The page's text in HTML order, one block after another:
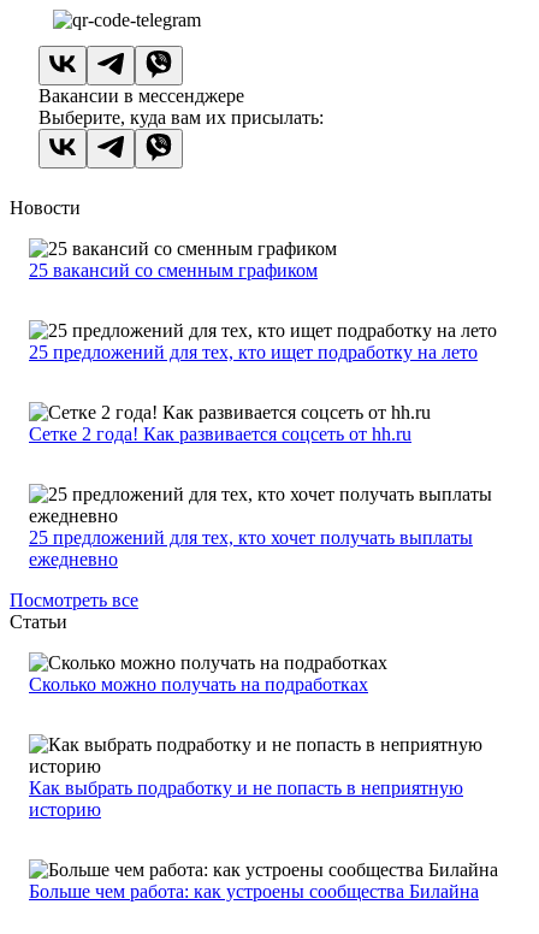
Вакансии в мессенджере
Выберите, куда вам их присылать:
Новости
25 вакансий со сменным графиком
25 предложений для тех, кто ищет подработку на лето
Сетке 2 года! Как развивается соцсеть от hh.ru
25 предложений для тех, кто хочет получать выплаты
ежедневно
Посмотреть все
Статьи
Сколько можно получать на подработках
Как выбрать подработку и не попасть в неприятную
историю
Больше чем работа: как устроены сообщества Билайна